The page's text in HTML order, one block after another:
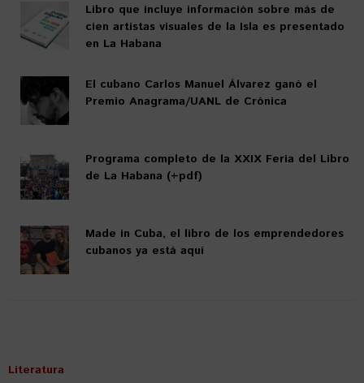
Libro que incluye información sobre más de
cien artistas visuales de la Isla es presentado
en La Habana
El cubano Carlos Manuel Álvarez ganó el
Premio Anagrama/UANL de Crónica
Programa completo de la XXIX Feria del Libro
de La Habana (+pdf)
Made in Cuba, el libro de los emprendedores
cubanos ya está aquí
Literatura